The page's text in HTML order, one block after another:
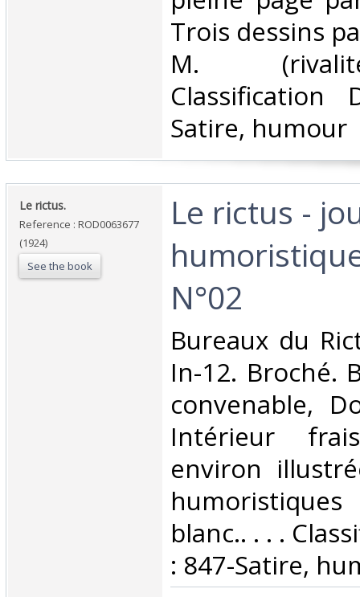
Trois dessins
M.
Classification
Satire, humour‎
‎Le rictus.‎
Reference : ROD0063677
(1924)
See the book
‎Le rictus -
N°02‎
‎Bureaux du
In-12. Broché.
convenable,
Intérieur
environ
blanc.. . . .
: 847-Satire,